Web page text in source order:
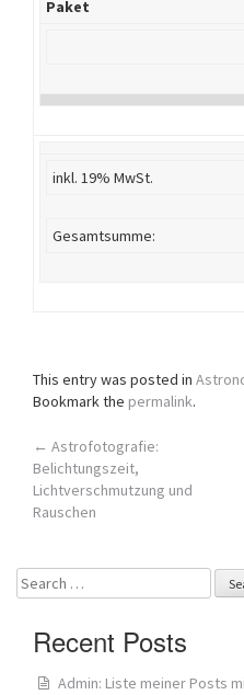
Paket
inkl. 19% MwSt.
Gesamtsumme:
This entry was posted in
Bookmark the permalink.
Post
navigation
← Astrofotografie:
Belichtungszeit,
Lichtverschmutzung und
Rauschen
Search
for:
Recent Posts
Admin: Liste meiner Posts